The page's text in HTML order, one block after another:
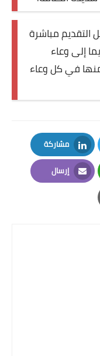
التقديم مباشرة
إلى وعاء
في كل وعاء
مشاركة
LinkedIn
إرسال
Email